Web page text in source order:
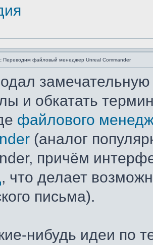
Переводим файловый менеджер Unreal Commander
и обкатать
файлового
(аналог
причём
, что делает
письма).
нибудь идеи по